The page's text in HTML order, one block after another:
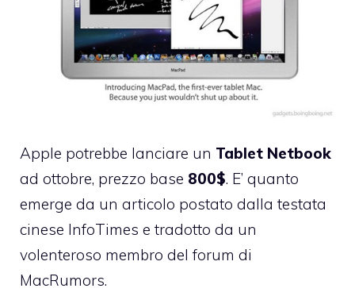
Apple potrebbe lanciare un Tablet Netbook
ad ottobre, prezzo base 800$. E’ quanto
emerge da un articolo postato dalla testata
cinese InfoTimes e tradotto da un
volenteroso membro del forum di
MacRumors.